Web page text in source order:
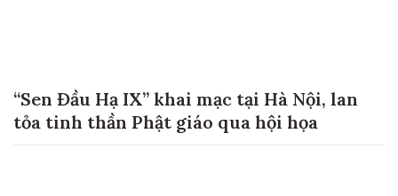
“Sen Đầu Hạ IX” khai mạc tại Hà Nội, lan
tỏa tinh thần Phật giáo qua hội họa